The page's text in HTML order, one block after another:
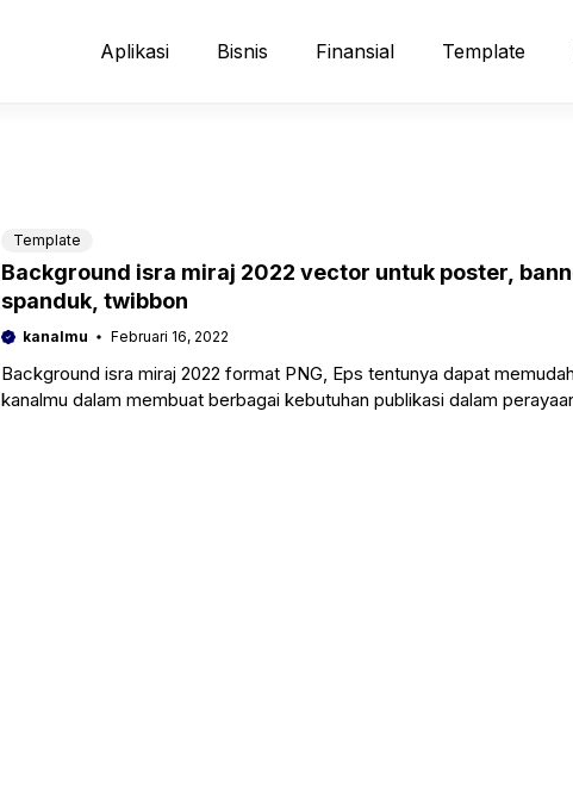
Aplikasi Bisnis Finansial Template
Template
Background isra miraj 2022 vector untuk poster,
spanduk, twibbon
kanalmu Februari 16, 2022
Background isra miraj 2022 format PNG, Eps tentunya dapat
kanalmu dalam membuat berbagai kebutuhan publikasi dalam